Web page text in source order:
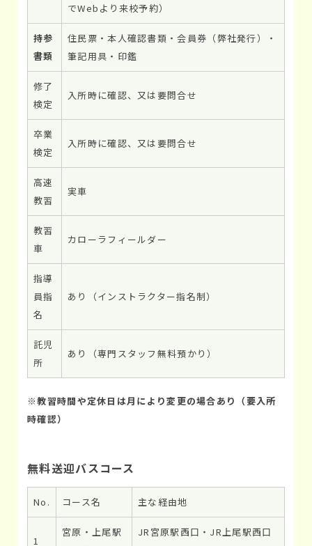
でWebより来校予約）
持参
書類
住民票・本人確認書類・会員券（弊社発行）・
筆記用具・印鑑
修了
検定
入所時に確認、又は要問合せ
卒業
検定
入所時に確認、又は要問合せ
高速
教習
実車
教習
車
カローラフィールダー
指導
員指
名
あり（インストラクター指名制）
託児
所
あり（専門スタッフ無料預かり）
※教習時間や定休日は月により変更の場合あり（要入所
時確認）
無料送迎バスコース
No. コース名 主な経由地
1
宮原・上尾駅
JR宮原駅西口・JR上尾駅西口